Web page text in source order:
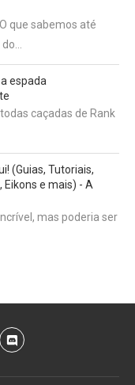
que sabemos até
espada
caçadas de Rank
(Guias, Tutoriais,
Eikons e mais) - A
mas poderia ser